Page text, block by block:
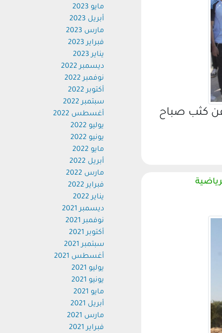
كثب صباح
مايو 2023
أبريل 2023
مارس 2023
فبراير 2023
يناير 2023
ديسمبر 2022
نوفمبر 2022
أكتوبر 2022
سبتمبر 2022
أغسطس 2022
يوليو 2022
يونيو 2022
مايو 2022
أبريل 2022
مارس 2022
فبراير 2022
يناير 2022
ديسمبر 2021
نوفمبر 2021
أكتوبر 2021
سبتمبر 2021
أغسطس 2021
يوليو 2021
يونيو 2021
مايو 2021
أبريل 2021
مارس 2021
فبراير 2021